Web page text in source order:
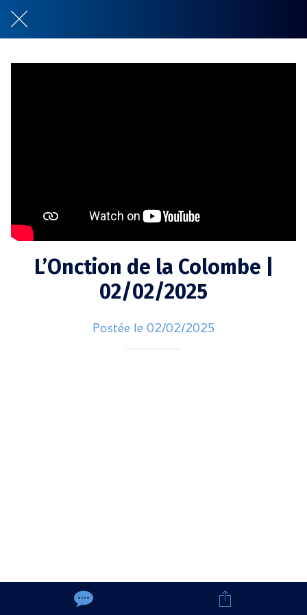
L’Onction de la Colombe |
02/02/2025
Postée le 02/02/2025